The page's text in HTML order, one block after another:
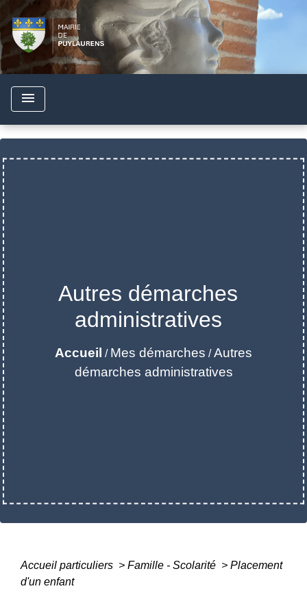
menu
Autres démarches
administratives
Accueil / Mes démarches /Autres
démarches administratives
Accueil particuliers > Famille - Scolarité > Placement
d'un enfant